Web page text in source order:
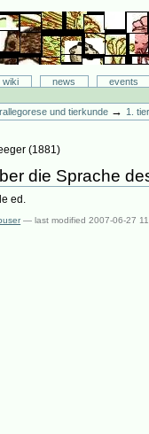
wiki news
events
und tierkunde →1.
(1881)
die Sprache
ed.
—last modified2007-06-27